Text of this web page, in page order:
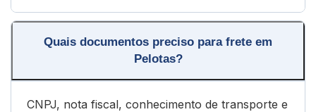
Quais documentos preciso para frete em
Pelotas?
CNPJ, nota fiscal, conhecimento de transporte e